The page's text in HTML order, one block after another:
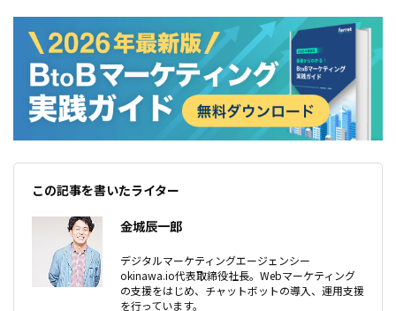
この記事を書いたライター
金城辰一郎
デジタルマーケティングエージェンシー
okinawa.io代表取締役社長。Webマーケティング
の支援をはじめ、チャットボットの導入、運用支援
を行っています。